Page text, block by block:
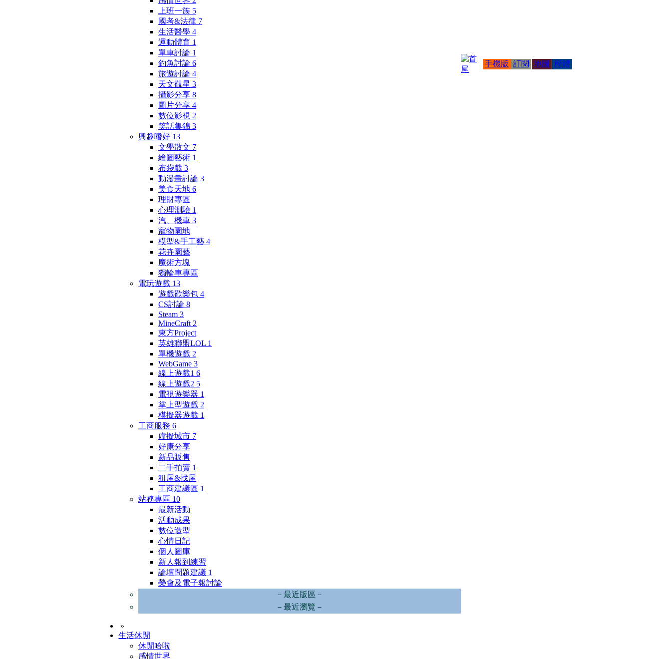
上班一族 5
國考&法律 7
生活醫學 4
運動體育 1
單車討論 1
釣魚討論 6
旅遊討論 4
天文觀星 3
攝影分享 8
圖片分享 4
數位影視 2
笑話集錦 3
興趣嗜好 13
文學散文 7
繪圖藝術 1
布袋戲 3
動漫畫討論 3
美食天地 6
理財專區
心理測驗 1
汽、機車 3
寵物園地
模型&手工藝 4
花卉園藝
魔術方塊
獨輪車專區
電玩遊戲 13
遊戲歡樂包 4
CS討論 8
Steam 3
MineCraft 2
東方Project
英雄聯盟LOL 1
單機遊戲 2
WebGame 3
線上遊戲1 6
線上遊戲2 5
電視遊樂器 1
掌上型遊戲 2
模擬器遊戲 1
工商服務 6
虛擬城市 7
好康分享
新品販售
二手拍賣 1
租屋&找屋
工商建議區 1
站務專區 10
最新活動
活動成果
數位造型
心情日記
個人圖庫
新人報到練習
論壇問題建議 1
榮會及電子報討論
－最近版區－
－最近瀏覽－
»
生活休閒
休閒哈啦
感情世界
手機版 訂閱 地圖 簡體